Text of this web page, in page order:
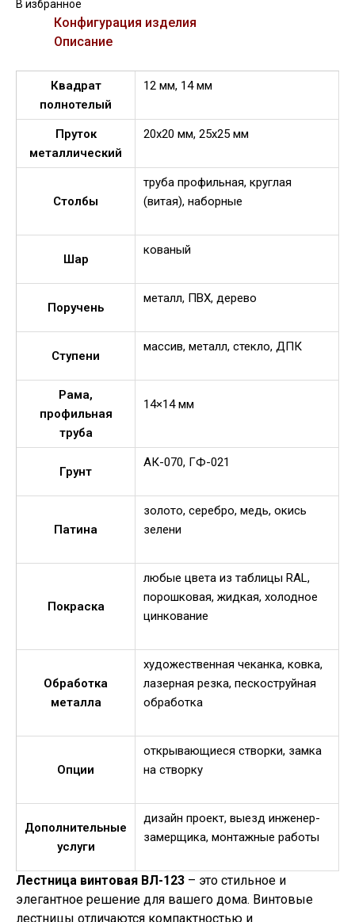
В избранное
Конфигурация изделия
Описание
Квадрат
полнотелый
12 мм, 14 мм
Пруток
металлический
20х20 мм, 25х25 мм
Столбы
труба профильная, круглая
(витая), наборные
Шар
кованый
Поручень
металл, ПВХ, дерево
Ступени
массив, металл, стекло, ДПК
Рама,
профильная
труба
14×14 мм
Грунт
АК-070, ГФ-021
Патина
золото, серебро, медь, окись
зелени
Покраска
любые цвета из таблицы RAL,
порошковая, жидкая, холодное
цинкование
Обработка
металла
художественная чеканка, ковка,
лазерная резка, пескоструйная
обработка
Опции
открывающиеся створки, замка
на створку
Дополнительные
услуги
дизайн проект, выезд инженер-
замерщика, монтажные работы
Лестница винтовая ВЛ-123 – это стильное и
элегантное решение для вашего дома. Винтовые
лестницы отличаются компактностью и